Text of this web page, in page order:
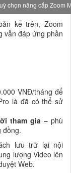
chọn nâng cấp Zoom
kể trên, Zoom
vẫn đáp ứng phần
VNĐ/tháng để
là đã có thể sử
tham gia – phù
đồng.
lưu trữ lại nội
lượng Video lên
Web.